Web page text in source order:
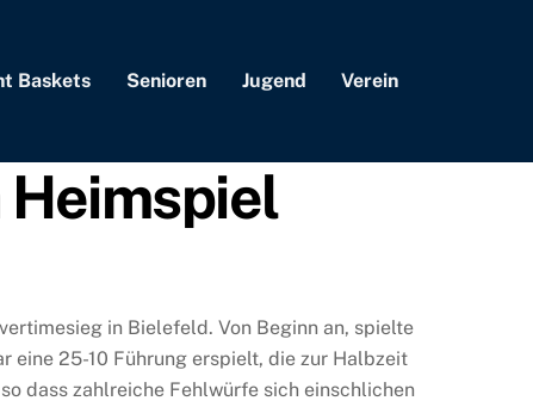
Baskets Senioren Jugend Verein
Heimspiel
in Bielefeld. Von Beginn an, spielte
eine 25-10 Führung erspielt, die zur Halbzeit
dass zahlreiche Fehlwürfe sich einschlichen